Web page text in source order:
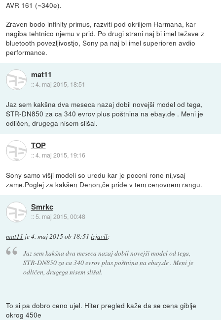
AVR 161 (~340e).
Zraven bodo infinity primus, razviti pod okriljem Harmana, kar
nagiba tehtnico njemu v prid. Po drugi strani naj bi imel težave z
bluetooth povezljivostjo, Sony pa naj bi imel superioren avdio
performance.
mat11
::4. maj 2015, 18:51
Jaz sem kakšna dva meseca nazaj dobil novejši model od tega,
STR-DN850 za ca 340 evrov plus poštnina na ebay.de . Meni je
odličen, drugega nisem slišal.
TOP
::4. maj 2015, 19:16
Sony samo višji modeli so uredu kar je poceni rone ni,vsaj
zame.Poglej za kakšen Denon,če pride v tem cenovnem rangu.
Smrkc
:: 5. maj 2015, 00:48
mat11 je4. maj 2015 ob 18:51 izjavil:
Jaz sem kakšna dva meseca nazaj dobil novejši model od tega,
STR-DN850 za ca 340 evrov plus poštnina na ebay.de . Meni je
odličen, drugega nisem slišal.
To si pa dobro ceno ujel. Hiter pregled kaže da se cena giblje
okrog 450e